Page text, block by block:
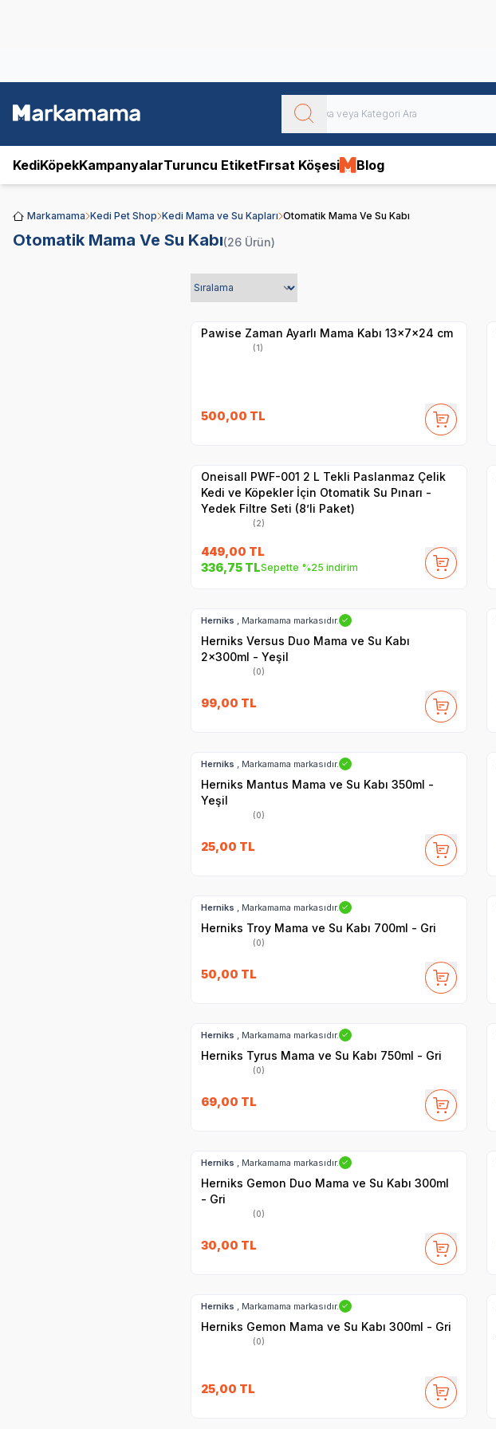
KediKöpekKampanyalarTuruncu EtiketFırsat Köşesi Blog
Markamama Kedi Pet Shop Kedi Mama ve Su Kapları Otomatik Mama Ve Su Kabı
Otomatik Mama Ve Su Kabı(26 Ürün)
Satıcı
Pawise Zaman Ayarlı Mama Kabı 13x7x24 cm
(1)
500,00 TL
Oneisall PWF-001 2 L Tekli Paslanmaz Çelik
Kedi ve Köpekler İçin Otomatik Su Pınarı -
Yedek Filtre Seti (8’li Paket)
(2)
449,00 TL
336,75TLSepette %25 indirim
Herniks , Markamama markasıdır. ✓
Herniks Versus Duo Mama ve Su Kabı
2x300ml - Yeşil
(0)
99,00 TL
Herniks , Markamama markasıdır. ✓
Herniks Mantus Mama ve Su Kabı 350ml -
Yeşil
(0)
25,00 TL
Herniks , Markamama markasıdır. ✓
Herniks Troy Mama ve Su Kabı 700ml - Gri
(0)
50,00 TL
Herniks , Markamama markasıdır. ✓
Herniks Tyrus Mama ve Su Kabı 750ml - Gri
(0)
69,00 TL
Herniks , Markamama markasıdır. ✓
Herniks Gemon Duo Mama ve Su Kabı 300ml
- Gri
(0)
30,00 TL
Herniks , Markamama markasıdır. ✓
Herniks Gemon Mama ve Su Kabı 300ml - Gri
(0)
25,00 TL